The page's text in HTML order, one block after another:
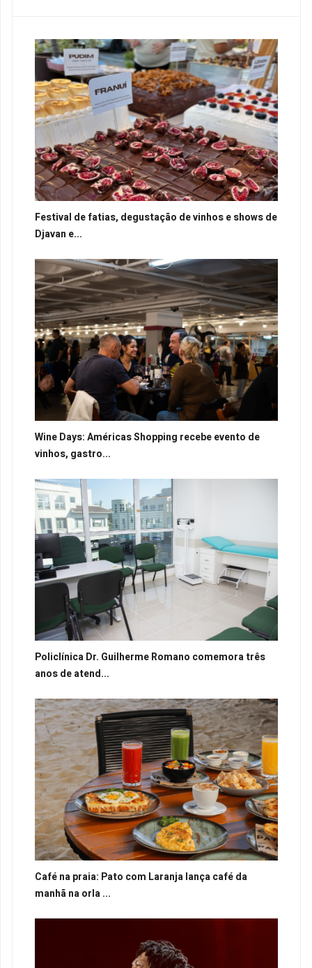
Festival de fatias, degustação de vinhos e shows de
Djavan e...
Wine Days: Américas Shopping recebe evento de
vinhos, gastro...
Policlínica Dr. Guilherme Romano comemora três
anos de atend...
Café na praia: Pato com Laranja lança café da
manhã na orla ...